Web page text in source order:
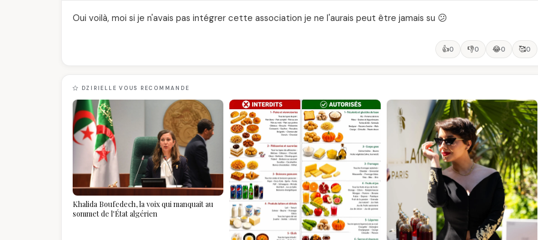
Oui voilà, moi si je n'avais pas intégrer cette association je ne l'aurais peut être jamais su 😕
👍0 👎0 😂0 🥰0
DZIRIELLE VOUS RECOMMANDE
Khalida Boufedech, la voix qui manquait au
sommet de l'État algérien